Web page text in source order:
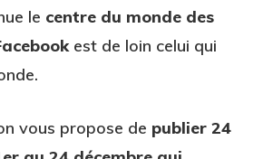
le centre du monde des
est de loin celui qui
vous propose de publier 24